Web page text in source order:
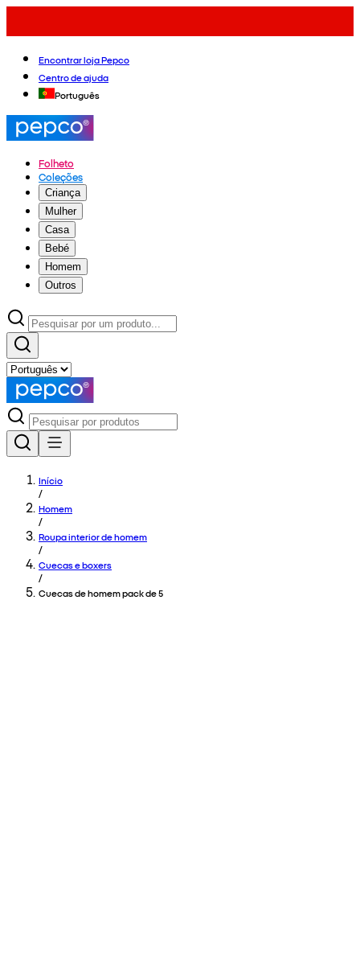
Encontrar loja Pepco
Centro de ajuda
Português
Folheto
Coleções
Criança
Mulher
Casa
Bebé
Homem
Outros
Início
/
Homem
/
Roupa interior de homem
/
Cuecas e boxers
/
Cuecas de homem pack de 5